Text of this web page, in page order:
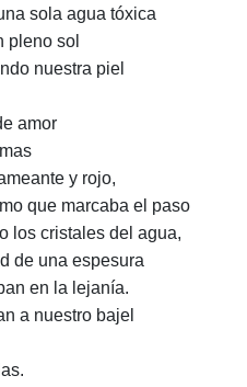
sola agua tóxica
pleno sol
nuestra piel
amor
y rojo,
que marcaba el paso
los cristales del agua,
de una espesura
en la lejanía.
a nuestro bajel